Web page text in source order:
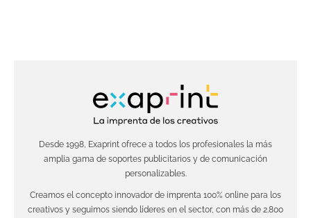
Desde 1998, Exaprint ofrece a todos los profesionales la más
amplia gama de soportes publicitarios y de comunicación
personalizables.
Creamos el concepto innovador de imprenta 100% online para los
creativos y seguimos siendo líderes en el sector, con más de 2.800